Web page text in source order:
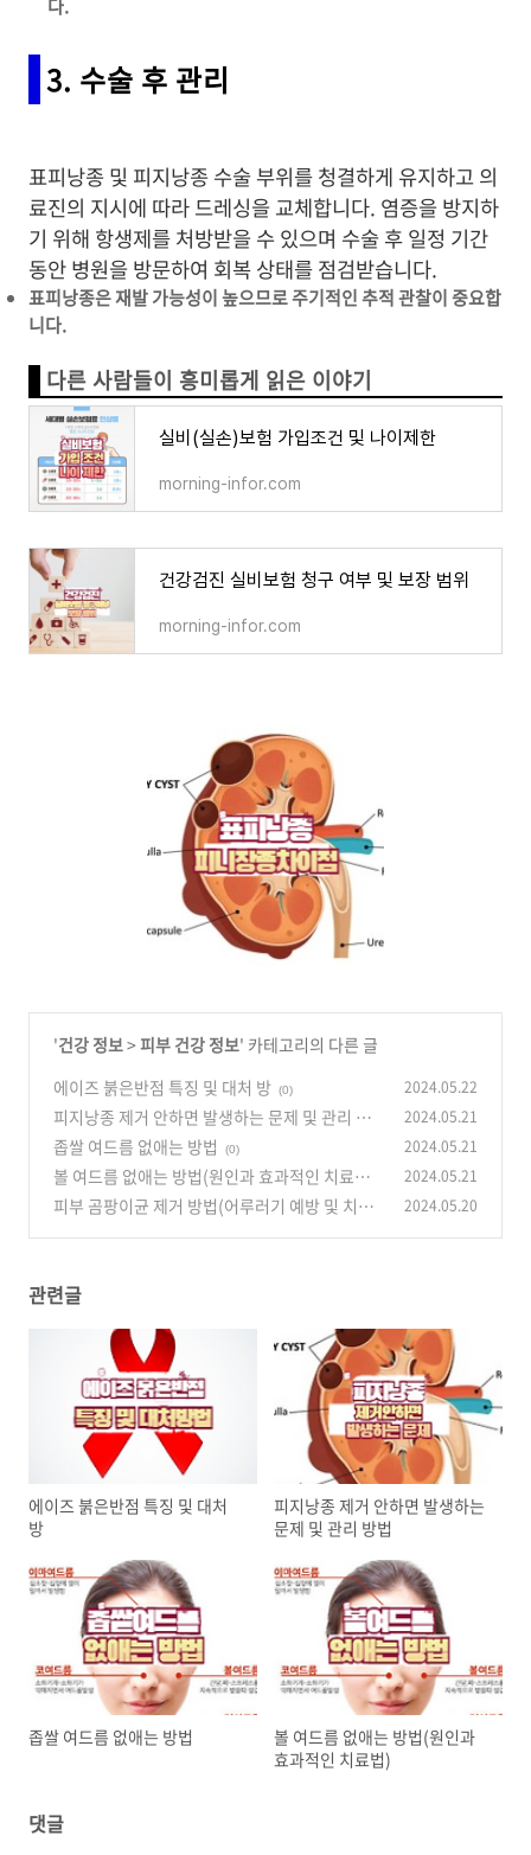
다.
3. 수술 후 관리
표피낭종 및 피지낭종 수술 부위를 청결하게 유지하고 의
료진의 지시에 따라 드레싱을 교체합니다. 염증을 방지하
기 위해 항생제를 처방받을 수 있으며 수술 후 일정 기간
동안 병원을 방문하여 회복 상태를 점검받습니다.
표피낭종은 재발 가능성이 높으므로 주기적인 추적 관찰이 중요합
니다.
다른 사람들이 흥미롭게 읽은 이야기
실비(실손)보험 가입조건 및 나이제한
morning-infor.com
건강검진 실비보험 청구 여부 및 보장 범위
morning-infor.com
'건강 정보>피부 건강 정보' 카테고리의 다른 글
에이즈 붉은반점 특징 및 대처 방 (0) 2024.05.22
피지낭종 제거 안하면 발생하는 문제 및 관리 방
법
(0)
2024.05.21
좁쌀 여드름 없애는 방법 (0) 2024.05.21
볼 여드름 없애는 방법(원인과 효과적인 치료법)
(0)
2024.05.21
피부 곰팡이균 제거 방법(어루러기 예방 및 치료) 2024.05.20
관련글
에이즈 붉은반점 특징 및 대처
방
피지낭종 제거 안하면 발생하는
문제 및 관리 방법
좁쌀 여드름 없애는 방법
볼 여드름 없애는 방법(원인과
효과적인 치료법)
댓글